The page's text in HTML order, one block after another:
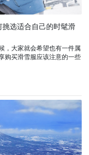
挑选适合自己的时髦滑
，大家就会希望也有一件属
购买滑雪服应该注意的一些